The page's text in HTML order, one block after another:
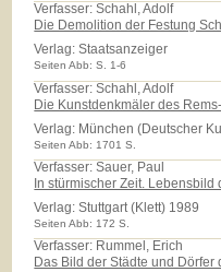
Verfasser: Schahl, Adolf
Die Demolition der Festung
Verlag:Staatsanzeiger
Seiten Abb: S. 1-6
Verfasser: Schahl, Adolf
Die Kunstdenkmäler des
Verlag: München (Deutscher
Seiten Abb: 1701 S.
Verfasser: Sauer, Paul
In stürmischer Zeit.
Verlag:Stuttgart (Klett) 1989
Seiten Abb: 172 S.
Verfasser: Rummel, Erich
Das Bild der Städte und